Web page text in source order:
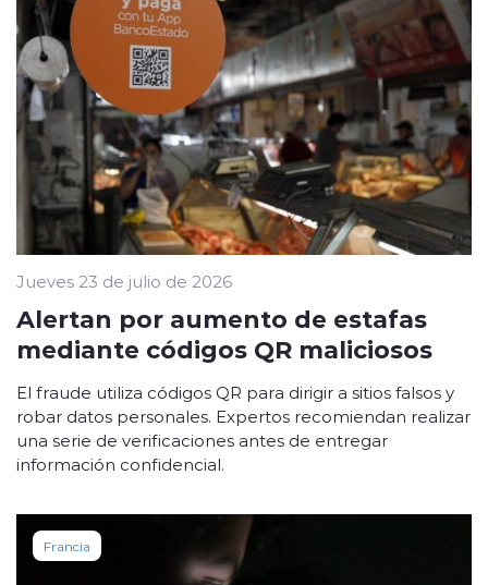
Jueves 23 de julio de 2026
Alertan por aumento de estafas
mediante códigos QR maliciosos
El fraude utiliza códigos QR para dirigir a sitios falsos y
robar datos personales. Expertos recomiendan realizar
una serie de verificaciones antes de entregar
información confidencial.
Francia